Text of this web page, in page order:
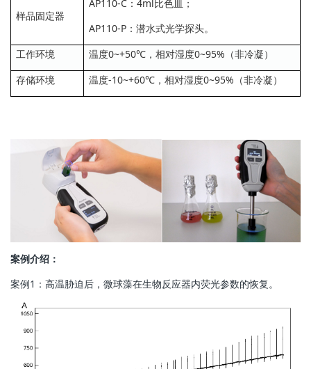
样品固定器
AP110-C：4ml比色皿；
AP110-P：潜水式光学探头。
工作环境
温度0~+50℃，相对湿度0~95%（非冷凝）
存储环境
温度-10~+60℃，相对湿度0~95%（非冷凝）
案例介绍：
案例1：高温胁迫后，微球藻在生物反应器内荧光参数的恢复。